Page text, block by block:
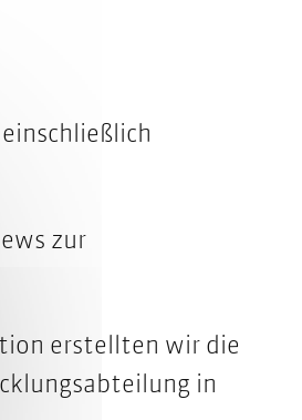
zur
erstellten wir die
in